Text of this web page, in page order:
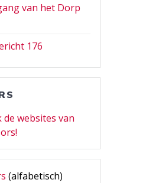
van het Dorp
176
de websites van
(alfabetisch)